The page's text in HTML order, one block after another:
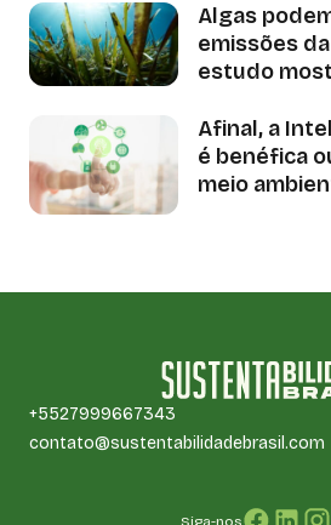
Algas
emissões
estudo
Afinal, a
é benéfica
meio
+5527999667343
contato@sustentabilidadebrasil.com
Siga-nos